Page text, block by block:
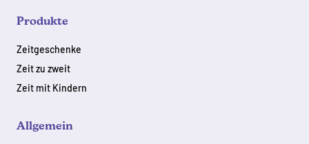
Produkte
Zeitgeschenke
Zeit zu zweit
Zeit mit Kindern
Allgemein